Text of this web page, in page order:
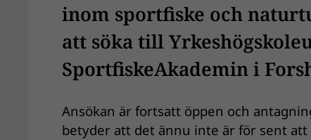
inom sportfiske och
att söka till
SportfiskeAkademin i
Ansökan är fortsatt öppen och
betyder att det ännu inte är för sent